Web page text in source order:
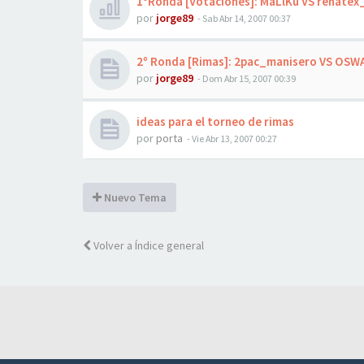
por jorge89 - Sab Abr 14, 2007 00:37
2º Ronda [Rimas]: 2pac_manisero VS
por jorge89 - Dom Abr 15, 2007 00:39
ideas para el torneo de rimas
por porta - Vie Abr 13, 2007 00:27
Nuevo Tema
Volver a Índice general